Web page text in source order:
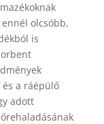
olcsóbb,
is
a ráépülő
adott